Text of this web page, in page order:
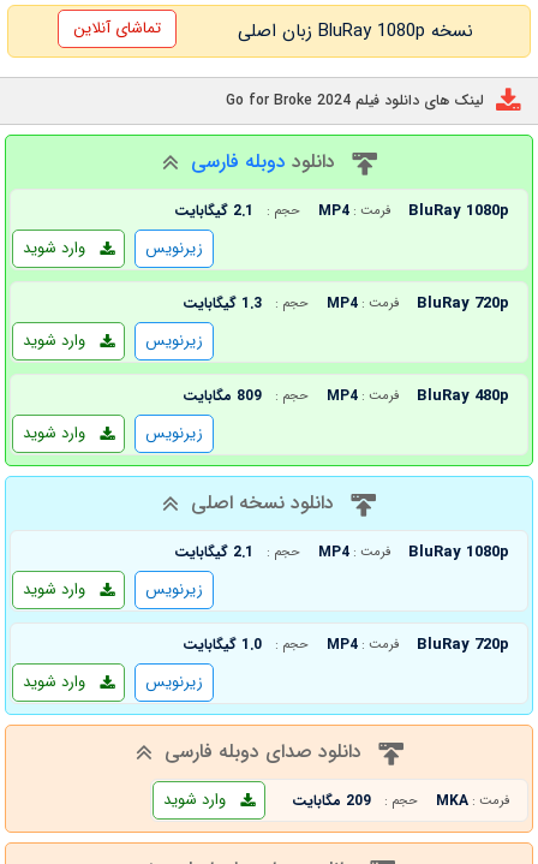
نسخه BluRay 1080p زبان اصلی تماشای آنلاین
لینک های دانلود فیلم Go for Broke 2024
دانلود دوبله فارسی
BluRay 1080p فرمت : MP4 حجم : 2.1 گیگابایت
وارد شوید زیرنویس
BluRay 720p فرمت : MP4 حجم : 1.3 گیگابایت
وارد شوید زیرنویس
BluRay 480p فرمت : MP4 حجم : 809 مگابایت
وارد شوید زیرنویس
دانلود نسخه اصلی
BluRay 1080p فرمت : MP4 حجم : 2.1 گیگابایت
وارد شوید زیرنویس
BluRay 720p فرمت : MP4 حجم : 1.0 گیگابایت
وارد شوید زیرنویس
دانلود صدای دوبله فارسی
فرمت : MKA حجم : 209 مگابایت وارد شوید